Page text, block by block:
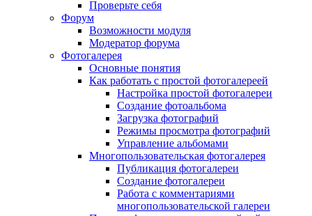
Проверьте себя
Форум
Возможности модуля
Модератор форума
Фотогалерея
Основные понятия
Как работать с простой фотогалереей
Настройка простой фотогалереи
Создание фотоальбома
Загрузка фотографий
Режимы просмотра фотографий
Управление альбомами
Многопользовательская фотогалерея
Публикация фотогалереи
Создание фотогалереи
Работа с комментариями
многопользовательской галереи